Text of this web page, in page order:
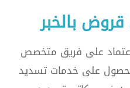
بالخبر
على فريق متخصص
على خدمات تسديد